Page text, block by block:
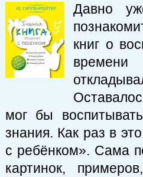
Давно
книг о
времени
мог бы
знания. Как раз в
с ребёнком». Сама
картинок,